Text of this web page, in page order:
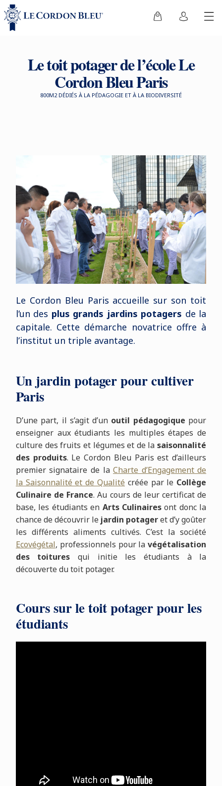
Le toit potager de l’école Le
Cordon Bleu Paris
800M2 DÉDIÉS À LA PÉDAGOGIE ET À LA BIODIVERSITÉ
Le Cordon Bleu Paris accueille sur son toit
l’un des plus grands jardins potagers de la
capitale. Cette démarche novatrice offre à
l’institut un triple avantage.
Un jardin potager pour cultiver
Paris
D’une part, il s’agit d’un outil pédagogique pour
enseigner aux étudiants les multiples étapes de
culture des fruits et légumes et de lasaisonnalité
des produits. Le Cordon Bleu Paris est d’ailleurs
premier signataire de laCharte d’Engagement de
la Saisonnalité et de Qualité créée par le Collège
Culinaire de France. Au cours de leur certificat de
base, les étudiants en Arts Culinairesont donc la
chance de découvrir le jardin potageret d’y goûter
les différents aliments cultivés. C’est la société
Ecovégétal, professionnels pour lavégétalisation
des toitures qui initie les étudiants à la
découverte du toit potager.
Cours sur le toit potager pour les
étudiants